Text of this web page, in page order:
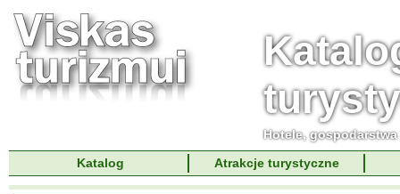
Hotele,
Katalog
Atrakcje turystyczne